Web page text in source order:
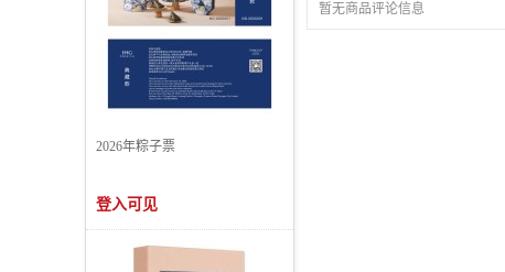
2026年粽子票
登入可见
暂无商品评论信息